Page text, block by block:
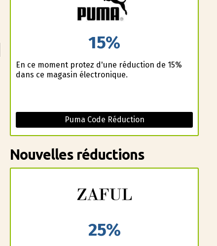
15%
En ce moment profitez d'une réduction de 15%
dans ce magasin électronique.
Puma Code Réduction
Nouvelles réductions
25%